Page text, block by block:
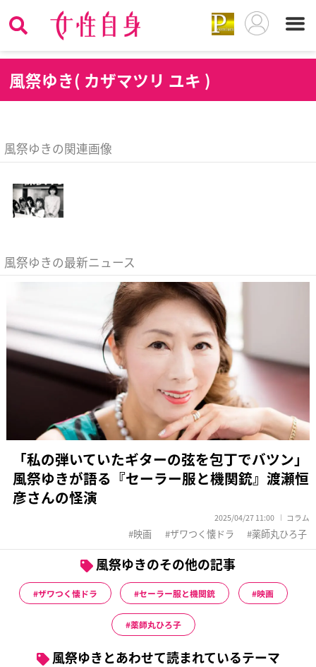
風祭ゆき( カザマツリ ユキ )
風祭ゆきの関連画像
風祭ゆきの最新ニュース
「私の弾いていたギターの弦を包丁でバツン」
風祭ゆきが語る『セーラー服と機関銃』渡瀬恒
彦さんの怪演
2025/04/27 11:00 コラム
映画 ザワつく懐ドラ 薬師丸ひろ子
風祭ゆきのその他の記事
ザワつく懐ドラ セーラー服と機関銃 映画
薬師丸ひろ子
風祭ゆきとあわせて読まれているテーマ